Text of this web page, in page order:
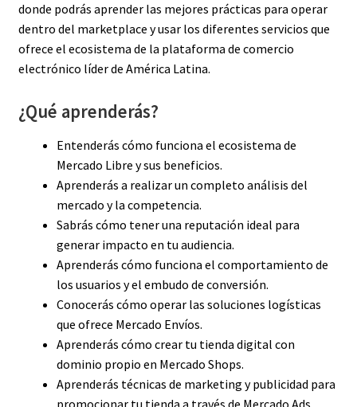
donde podrás aprender las mejores prácticas para operar
dentro del marketplace y usar los diferentes servicios que
ofrece el ecosistema de la plataforma de comercio
electrónico líder de América Latina.
¿Qué aprenderás?
Entenderás cómo funciona el ecosistema de
Mercado Libre y sus beneficios.
Aprenderás a realizar un completo análisis del
mercado y la competencia.
Sabrás cómo tener una reputación ideal para
generar impacto en tu audiencia.
Aprenderás cómo funciona el comportamiento de
los usuarios y el embudo de conversión.
Conocerás cómo operar las soluciones logísticas
que ofrece Mercado Envíos.
Aprenderás cómo crear tu tienda digital con
dominio propio en Mercado Shops.
Aprenderás técnicas de marketing y publicidad para
promocionar tu tienda a través de Mercado Ads.